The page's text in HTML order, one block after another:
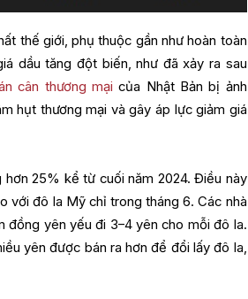
thế giới, phụ thuộc gần như hoàn toàn
dầu tăng đột biến, như đã xảy ra sau
cân thương mại của Nhật Bản bị ảnh
hụt thương mại và gây áp lực giảm giá
25% kể từ cuối năm 2024. Điều này
với đô la Mỹ chỉ trong tháng 6. Các nhà
đồng yên yếu đi 3–4 yên cho mỗi đô la.
yên được bán ra hơn để đổi lấy đô la,